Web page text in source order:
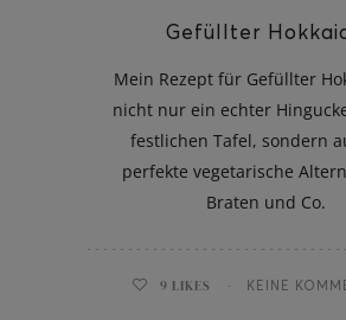
Gefüllter
Mein Rezept für Gefüllter
nicht nur ein echter
festlichen Tafel, sondern
perfekte vegetarische
Braten und Co.
9 LIKES KEINE